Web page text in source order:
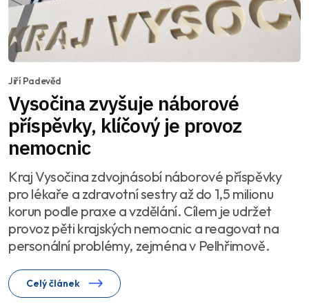
Jiří Padevěd
Vysočina zvyšuje náborové
příspěvky, klíčový je provoz
nemocnic
Kraj Vysočina zdvojnásobí náborové příspěvky
pro lékaře a zdravotní sestry až do 1,5 milionu
korun podle praxe a vzdělání. Cílem je udržet
provoz pěti krajských nemocnic a reagovat na
personální problémy, zejména v Pelhřimově.
Celý článek